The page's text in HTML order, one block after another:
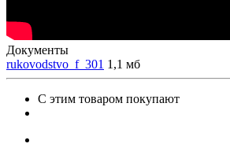
Документы
rukovodstvo_f_301 1,1 мб
С этим товаром покупают